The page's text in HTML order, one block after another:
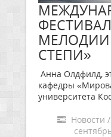
СТЕПИ»
Анна Олдфилд,
кафедры
университета
Новости